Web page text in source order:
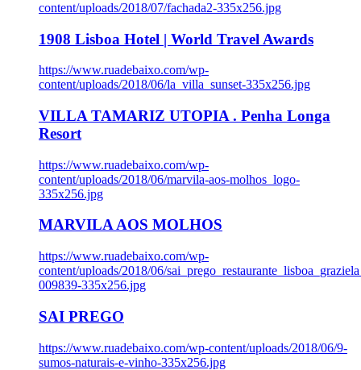
content/uploads/2018/07/fachada2-335x256.jpg
1908 Lisboa Hotel | World Travel Awards
https://www.ruadebaixo.com/wp-
content/uploads/2018/06/la_villa_sunset-335x256.jpg
VILLA TAMARIZ UTOPIA . Penha Longa
Resort
https://www.ruadebaixo.com/wp-
content/uploads/2018/06/marvila-aos-molhos_logo-
335x256.jpg
MARVILA AOS MOLHOS
https://www.ruadebaixo.com/wp-
content/uploads/2018/06/
009839-335x256.jpg
SAI PREGO
https://www.ruadebaixo.com/wp-content/uploads/2018/06/9-
sumos-naturais-e-vinho-335x256.jpg